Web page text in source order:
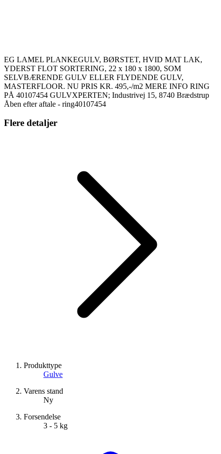
EG LAMEL PLANKEGULV, BØRSTET, HVID MAT LAK,
YDERST FLOT SORTERING, 22 x 180 x 1800, SOM
SELVBÆRENDE GULV ELLER FLYDENDE GULV,
MASTERFLOOR. NU PRIS KR. 495,-/m2 MERE INFO RING
PÅ 40107454 GULVXPERTEN; Industrivej 15, 8740 Brædstrup
Åben efter aftale - ring40107454
Flere detaljer
Produkttype
Gulve
Varens stand
Ny
Forsendelse
3 - 5 kg